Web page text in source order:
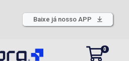
Baixe já nosso APP
0